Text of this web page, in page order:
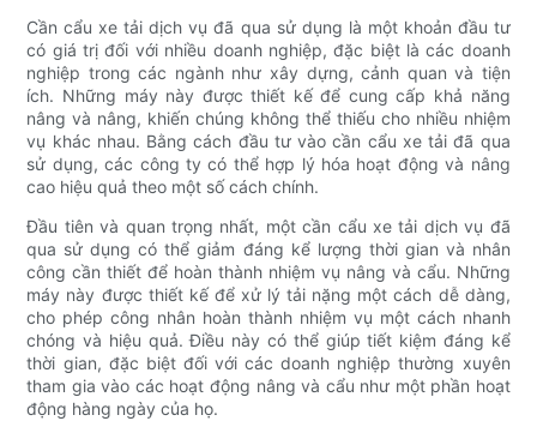
Cần cẩu xe tải dịch vụ đã qua sử dụng là một khoản đầu tư
có giá trị đối với nhiều doanh nghiệp, đặc biệt là các doanh
nghiệp trong các ngành như xây dựng, cảnh quan và tiện
ích. Những máy này được thiết kế để cung cấp khả năng
nâng và nâng, khiến chúng không thể thiếu cho nhiều nhiệm
vụ khác nhau. Bằng cách đầu tư vào cần cẩu xe tải đã qua
sử dụng, các công ty có thể hợp lý hóa hoạt động và nâng
cao hiệu quả theo một số cách chính.
Đầu tiên và quan trọng nhất, một cần cẩu xe tải dịch vụ đã
qua sử dụng có thể giảm đáng kể lượng thời gian và nhân
công cần thiết để hoàn thành nhiệm vụ nâng và cẩu. Những
máy này được thiết kế để xử lý tải nặng một cách dễ dàng,
cho phép công nhân hoàn thành nhiệm vụ một cách nhanh
chóng và hiệu quả. Điều này có thể giúp tiết kiệm đáng kể
thời gian, đặc biệt đối với các doanh nghiệp thường xuyên
tham gia vào các hoạt động nâng và cẩu như một phần hoạt
động hàng ngày của họ.